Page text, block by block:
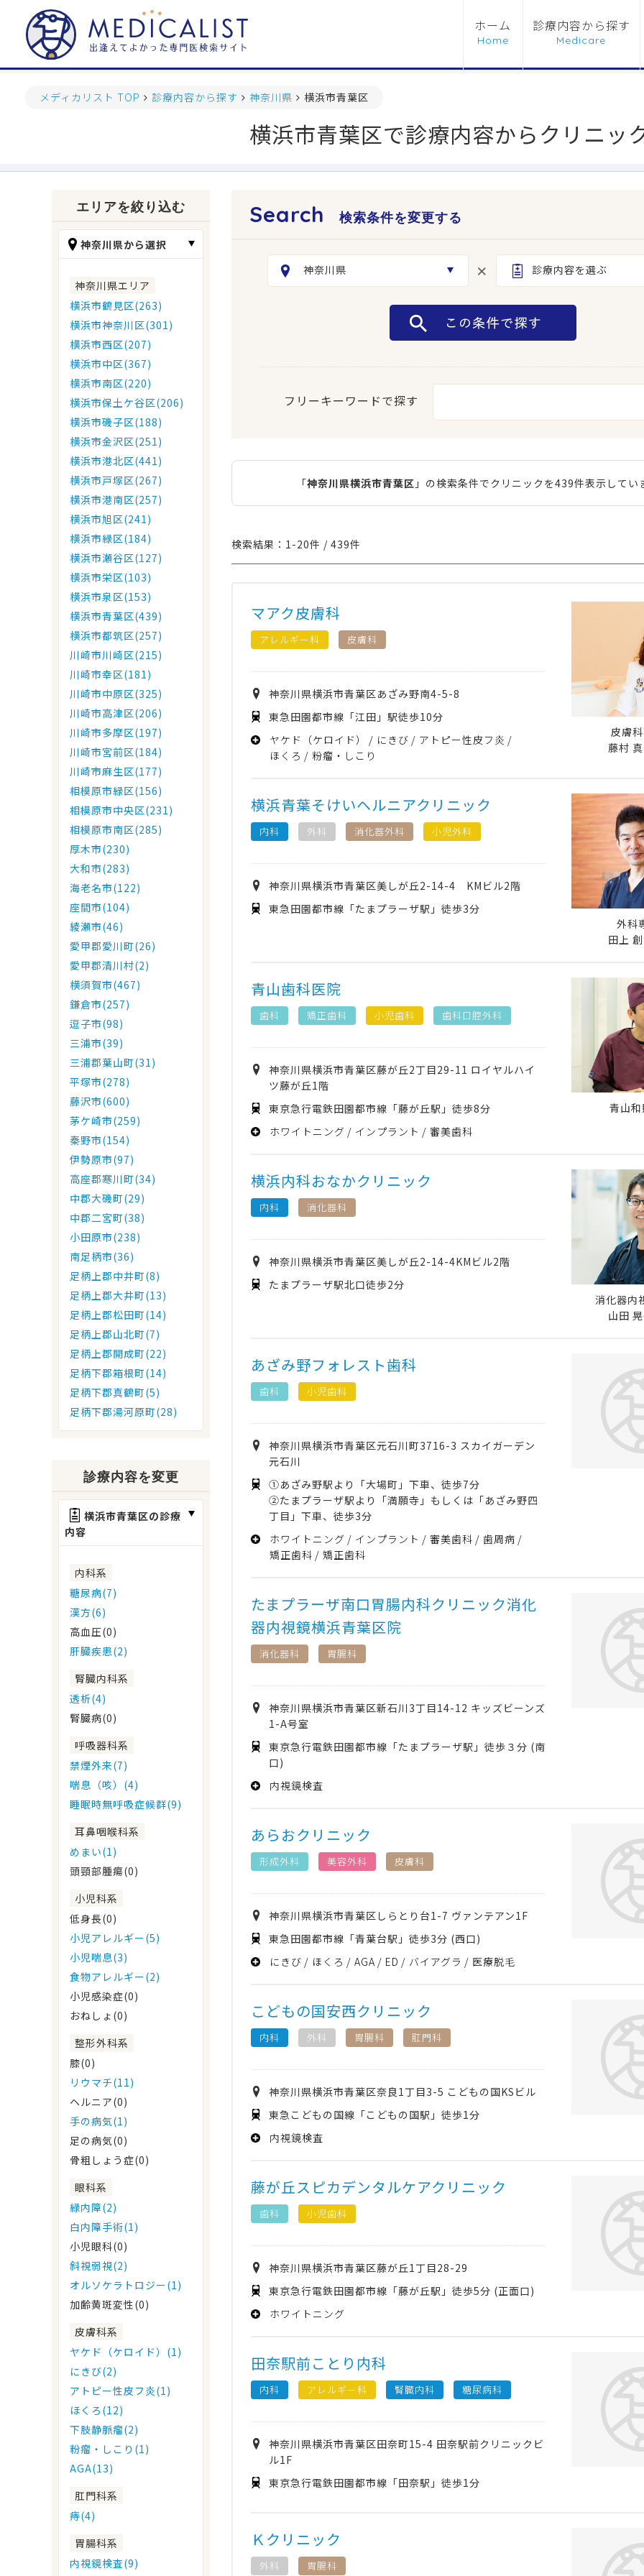
ホーム 診療内容から探す
メディカリスト TOP 診療内容から探す 神奈川県 横浜市青葉区
横浜市青葉区で診療内容からクリニッ
エリアを絞り込む
神奈川県から選択
神奈川県エリア
横浜市鶴見区(263)
横浜市神奈川区(301)
横浜市西区(207)
横浜市中区(367)
横浜市南区(220)
横浜市保土ケ谷区(206)
横浜市磯子区(188)
横浜市金沢区(251)
横浜市港北区(441)
横浜市戸塚区(267)
横浜市港南区(257)
横浜市旭区(241)
横浜市緑区(184)
横浜市瀬谷区(127)
横浜市栄区(103)
横浜市泉区(153)
横浜市青葉区(439)
横浜市都筑区(257)
川崎市川崎区(215)
川崎市幸区(181)
川崎市中原区(325)
川崎市高津区(206)
川崎市多摩区(197)
川崎市宮前区(184)
川崎市麻生区(177)
相模原市緑区(156)
相模原市中央区(231)
相模原市南区(285)
厚木市(230)
大和市(283)
海老名市(122)
座間市(104)
綾瀬市(46)
愛甲郡愛川町(26)
愛甲郡清川村(2)
横須賀市(467)
鎌倉市(257)
逗子市(98)
三浦市(39)
三浦郡葉山町(31)
平塚市(278)
藤沢市(600)
茅ケ崎市(259)
秦野市(154)
伊勢原市(97)
高座郡寒川町(34)
中郡大磯町(29)
中郡二宮町(38)
小田原市(238)
南足柄市(36)
足柄上郡中井町(8)
足柄上郡大井町(13)
足柄上郡松田町(14)
足柄上郡山北町(7)
足柄上郡開成町(22)
足柄下郡箱根町(14)
足柄下郡真鶴町(5)
足柄下郡湯河原町(28)
診療内容を変更
横浜市青葉区の診療
内容
内科系
糖尿病(7)
漢方(6)
高血圧(0)
肝臓疾患(2)
腎臓内科系
透析(4)
腎臓病(0)
呼吸器科系
禁煙外来(7)
喘息（咳）(4)
睡眠時無呼吸症候群(9)
耳鼻咽喉科系
めまい(1)
頭頸部腫瘍(0)
小児科系
低身長(0)
小児アレルギー(5)
小児喘息(3)
食物アレルギー(2)
小児感染症(0)
おねしょ(0)
整形外科系
膝(0)
リウマチ(11)
ヘルニア(0)
手の病気(1)
足の病気(0)
骨粗しょう症(0)
眼科系
緑内障(2)
白内障手術(1)
小児眼科(0)
斜視弱視(2)
オルソケラトロジー(1)
加齢黄斑変性(0)
皮膚科系
ヤケド（ケロイド）(1)
にきび(2)
アトピー性皮フ炎(1)
ほくろ(12)
下肢静脈瘤(2)
粉瘤・しこり(1)
AGA(13)
肛門科系
痔(4)
胃腸科系
内視鏡検査(9)
検索条件を変更する
神奈川県 診療内容を選ぶ
フリーキーワードで探す
「神奈川県横浜市青葉区 」の検索条件でクリニックを439件表示してい
検索結果：1-20件 / 439件
マアク皮膚科
アレルギー科 皮膚科
神奈川県横浜市青葉区あざみ野南4-5-8
東急田園都市線「江田」駅徒歩10分
ヤケド（ケロイド）
にきび
アトピー性皮フ炎
ほくろ
粉瘤・しこり
皮膚
藤村
横浜青葉そけいヘルニアクリニック
内科 外科 消化器外科 小児外科
神奈川県横浜市青葉区美しが丘2-14-4 KMビル2階
東急田園都市線「たまプラーザ駅」徒歩3分
外科
田上
青山歯科医院
歯科 矯正歯科 小児歯科 歯科口腔外科
神奈川県横浜市青葉区藤が丘2丁目29-11 ロイヤルハイ
ツ藤が丘1階
東京急行電鉄田園都市線「藤が丘駅」徒歩8分
ホワイトニング
インプラント 審美歯科
青山
横浜内科おなかクリニック
内科 消化器科
神奈川県横浜市青葉区美しが丘2-14-4KMビル2階
たまプラーザ駅北口徒歩2分
消化器内
山田
あざみ野フォレスト歯科
歯科 小児歯科
神奈川県横浜市青葉区元石川町3716-3 スカイガーデン
元石川
①あざみ野駅より「大場町」下車、徒歩7分
②たまプラーザ駅より「満願寺」もしくは「あざみ野四
丁目」下車、徒歩3分
ホワイトニング
インプラント 審美歯科
歯周病
矯正歯科
矯正歯科
たまプラーザ南口胃腸内科クリニック消化
器内視鏡横浜青葉区院
消化器科 胃腸科
神奈川県横浜市青葉区新石川3丁目14-12 キッズビーンズ
1-A号室
東京急行電鉄田園都市線「たまプラーザ駅」徒歩３分 (南
口)
内視鏡検査
あらおクリニック
形成外科 美容外科 皮膚科
神奈川県横浜市青葉区 しらとり台1-7 ヴァンテアン1F
東急田園都市線「青葉台駅」徒歩3分 (西口)
にきび
ほくろ AGA ED バイアグラ 医療脱毛
こどもの国安西クリニック
内科 外科 胃腸科 肛門科
神奈川県横浜市青葉区奈良1丁目3-5 こどもの国KSビル
東急こどもの国線「こどもの国駅」徒歩1分
内視鏡検査
藤が丘スピカデンタルケアクリニック
歯科 小児歯科
神奈川県横浜市青葉区藤が丘1丁目28-29
東京急行電鉄田園都市線「藤が丘駅」徒歩5分 (正面口)
ホワイトニング
田奈駅前ことり内科
内科 アレルギー科 腎臓内科 糖尿病科
神奈川県横浜市青葉区田奈町15-4 田奈駅前クリニックビ
ル1F
東京急行電鉄田園都市線「田奈駅」徒歩1分
Ｋクリニック
外科 胃腸科